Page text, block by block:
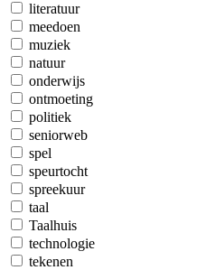
literatuur
meedoen
muziek
natuur
onderwijs
ontmoeting
politiek
seniorweb
spel
speurtocht
spreekuur
taal
Taalhuis
technologie
tekenen